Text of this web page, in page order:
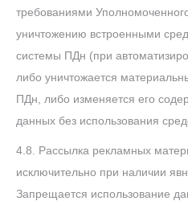
требованиями
уничтожению встроенными
системы ПДн (при
либо уничтожается
ПДн, либо изменяется его
данных без использования
4.8.
Рассылка рекламных
исключительно при наличии
Запрещается использование